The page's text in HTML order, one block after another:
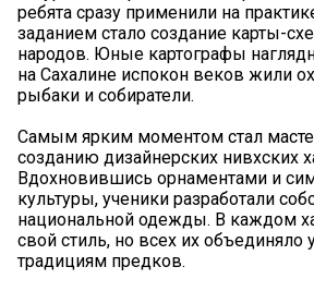
ребята сразу применили на
заданием стало создание карты-
народов. Юные картографы
на Сахалине испокон веков жили
рыбаки и собиратели.
Самым ярким моментом стал
созданию дизайнерских нивхских
Вдохновившись орнаментами и
культуры, ученики разработали
национальной одежды. В каждом
свой стиль, но всех их объединяло
традициям предков.